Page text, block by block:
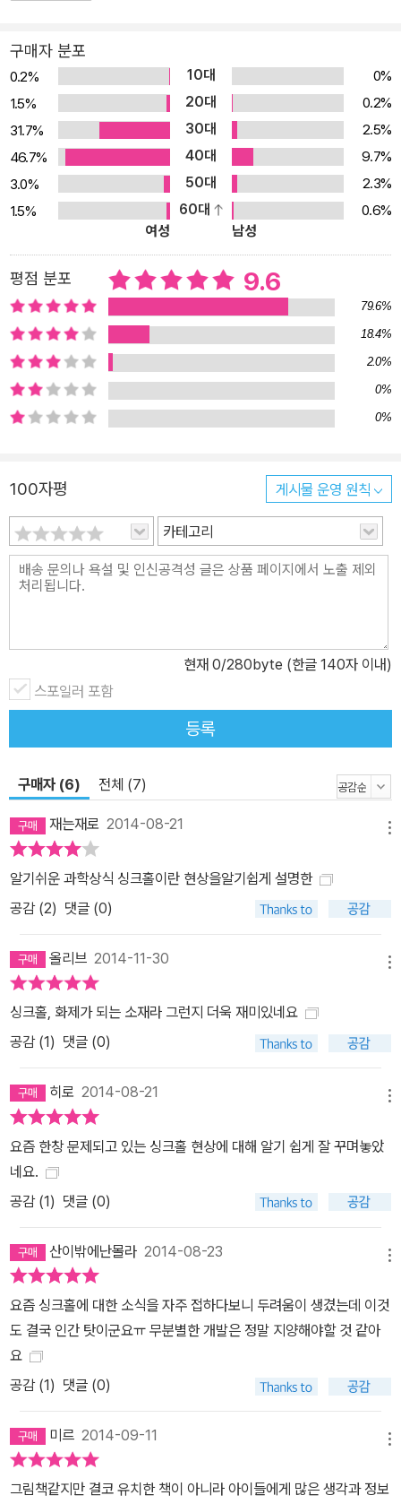
은 뒷전이고, 지질 검사도 하지 않고 공사를 벌이게 됩니다. 그런 개발
은 우리에게 큰 재앙을 안겨 줄 수도 있습니다. 어린이들은 훗날 도시
의 설계자가 되고, 건축가가 되고, 사회의 지도자가 될 수 있습니다.
그런 어린이들이 이 책을 읽으며 싱크홀이 생기는 원인을 바로 알고,
미리 막아 내기 위해 어떻게 해야 하는지 함께 생각해본다면 우리 학
교와 마을을 탄탄하게 받쳐 주는 고마운 땅을 안전하게 지켜나갈 수
있을 것입니다. 자연에 대한 감수성을 키워 주는 책 자연의 아름다움
을 느끼고 사랑하는 사람은 스스로 자연을 존중하고 아끼게 되지만,
이런 능력이 없는 사람은 환경문제에 대해 기계적인 태도를 가지게
됩니다. 환경교육에서 가장 중요한 것은 지식의 전달보다 자연에 대
한 ‘감수성’을 키우는 것입니다. 와이즈만 환경과학 그림책은 과학적
사실, 자연환경에서 일어나는 현상, 생활환경 속에서 일상적으로 이
루어지는 일들을 문학적으로 그려내면서 독자에게 상상력과 올바른
판단능력을 심어 줍니다. 인간의 탐욕과 이기심이 저지른 생태계의
파괴가 어떤 결과를 가져오며, 배려와 양보를 하면 상생의 길로 나아
갈 수 있다는 해결과정을 보여 줍니다. 이 책을 읽으며 자란 어린이는
환경 속에서 자연과 동떨어진 생활을 하고 있습니다. 점점 환경에 대
한 감수성이 메말라가고, 다른 생명체에게 사랑을 느끼거나 모든 생
명체들과 조화롭게 살아가야 한다는 생각을 못하고 있습니다. 만약
이대로 둔다면 인간과 자연을 분리해서 생각하고, 자연을 인간의 생
활을 위한 수단으로만 여기는 어른으로 자랄지도 모릅니다. 환경문제
도와 가치관의 교육이며, 기능이나 기술의 습득이 아니라 행동의 교
육이어야 합니다. 그래야 환경을 위해 바람직한 의사결정을 하고 실
천할 수 있는 사람으로 자랄 수 있으니까요. ‘와이즈만 환경과학 그림
책’ 시리즈의 특징 첫째, 환경문제를 통합적으로 바라보도록 합니다.
습니다. 둘째, 재미있는 이야기를 통해 환경문제가 나와 어떤 관계에
있는지를 알게 합니다. 셋째, “왜?” “그래서?” “어떻게?” 같은 질문
을 이끌어 내면서 상상력을 키워줍니다. 넷째, 일방적으로 가르쳐주
지 않고 아이들 스스로 환경문제를 바라볼 수 있도록 합니다. 다섯째,
이즈만 환경과학 그림책 시리즈 소개 와이즈만 환경과학 그림책은 우
리즈입니다. 환경문제를 단순한 지식의 습득으로 보는 게 아니라 태
도와 가치관을 심어주며 행동으로 나아갈 수 있도록 힘을 키워 줍니
다. 또 대기오염, 지구온난화, 생태계 문제, 자연환경보전, 안전한 먹
거리, 생활폐기물 문제, 깨끗한 물, 에너지 절약 같은 오늘날의 환경문
제뿐만 미래에 벌어질 환경문제도 깊이 있게 다룰 예정입니다.
구매자 분포
0.2% 10대
0%
1.5%
20대
0.2%
31.7%
30대
2.5%
46.7%
40대
9.7%
3.0%
50대
2.3%
1.5%
60대
0.6%
여성
남성
평점 분포 9.6
79.6%
18.4%
2.0%
0%
0%
100자평 게시물 운영 원칙
카테고리
현재 0/280byte (한글 140자 이내)
스포일러 포함
등록
구매자 (6) 전체 (7)
재는재로 2014-08-21
알기쉬운 과학상식 싱크홀이란 현상을알기쉽게 설명한
공감 (2) 댓글 (0)
올리브 2014-11-30
싱크홀, 화제가 되는 소재라 그런지 더욱 재미있네요
공감 (1) 댓글 (0)
히로 2014-08-21
요즘 한창 문제되고 있는 싱크홀 현상에 대해 알기 쉽게 잘 꾸며놓았
네요.
공감 (1) 댓글 (0)
산이밖에난몰라 2014-08-23
요즘 싱크홀에 대한 소식을 자주 접하다보니 두려움이 생겼는데 이것
도 결국 인간 탓이군요ㅠ 무분별한 개발은 정말 지양해야할 것 같아
요
공감 (1) 댓글 (0)
미르 2014-09-11
그림책같지만 결코 유치한 책이 아니라 아이들에게 많은 생각과 정보